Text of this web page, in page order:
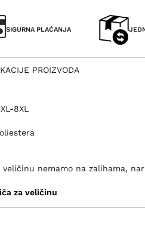
SIGURNA PLAĆANJA
PROIZVODA
8XL
nemamo na zalihama,
za veličinu